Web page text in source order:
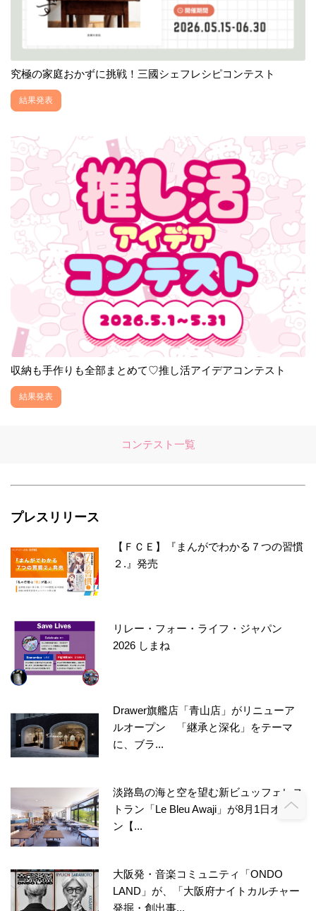
究極の家庭おかずに挑戦！三國シェフレシピコンテスト
結果発表
収納も手作りも全部まとめて♡推し活アイデアコンテスト
結果発表
コンテスト一覧
プレスリリース
【ＦＣＥ】『まんがでわかる７つの習慣
２.』発売
リレー・フォー・ライフ・ジャパン
2026 しまね
Drawer旗艦店「青山店」がリニューア
ルオープン 「継承と深化」をテーマ
に、ブラ...
淡路島の海と空を望む新ビュッフェレス
トラン「Le Bleu Awaji」が8月1日オープ
ン【...
大阪発・音楽コミュニティ「ONDO
LAND」が、「大阪府ナイトカルチャー
発掘・創出事...